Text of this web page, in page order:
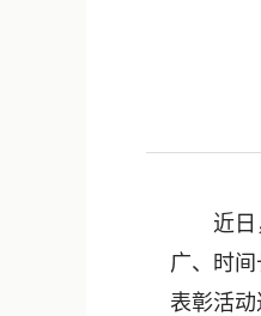
近日，
广、时
表彰活